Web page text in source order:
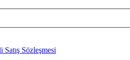
Satış Sözleşmesi